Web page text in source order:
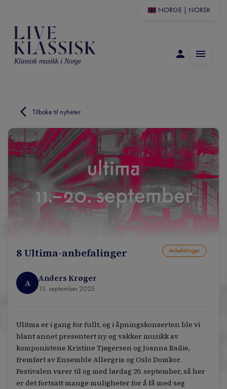
NORGE NORSK
Klassisk musikk i Norge
Tilbake til nyheter
8 Ultima-anbefalinger Anbefalinger
A Anders Krøger
15. september 2025
Ulitma er i gang for fullt, og i åpningskonserten ble vi
blant annet presentert ny og vakker musikk av
komponistene Kristine Tjøgersen og Joanna Bailie,
fremført av Ensemble Allergria og Oslo Domkor.
Festivalen varer til og med lørdag 20. september, så her
er det fortsatt mange muligheter for å få med seg